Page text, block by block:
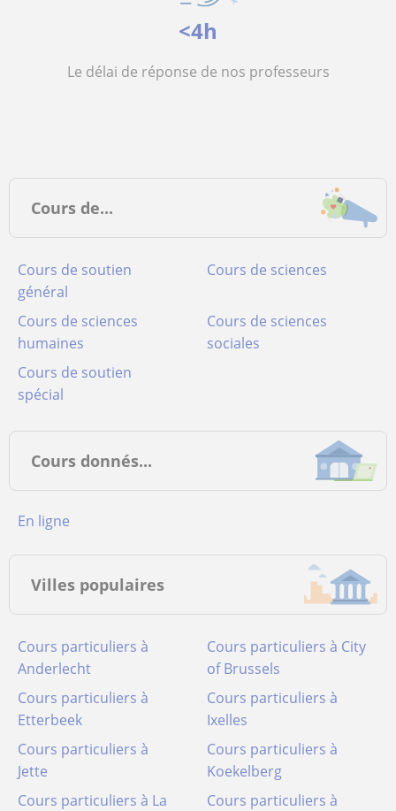
<4h
Le délai de réponse de nos professeurs
Cours de...
Cours de soutien
général
Cours de sciences
Cours de sciences
humaines
Cours de sciences
sociales
Cours de soutien
spécial
Cours donnés...
en ligne
Villes populaires
Cours particuliers à
Anderlecht
Cours particuliers à City
of Brussels
Cours particuliers à
Etterbeek
Cours particuliers à
Ixelles
Cours particuliers à
Jette
Cours particuliers à
Koekelberg
Cours particuliers à La
Cours particuliers à